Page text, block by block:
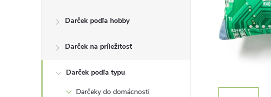
p
Darček podľa hobby
Darček na príležitosť
Darček podľa typu
Darčeky do domácnosti